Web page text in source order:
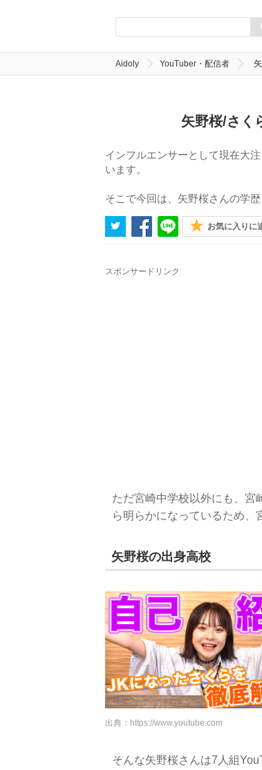
Aidoly YouTuber・配信者
矢野桜/さく
インフルエンサーとして現在大
います。
そこで今回は、矢野桜さんの学
お気に入りに
スポンサードリンク
ただ宮崎中学校以外にも、宮
ら明らかになっているため、
矢野桜の出身高校
出典： https://www.youtube.com
そんな矢野桜さんは7人組